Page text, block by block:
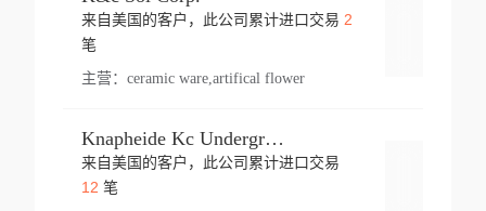
来自美国的客户，此公司累计进口交易 2
笔
主营： ceramic ware,artifical flower
Knapheide Kc Underground
来自美国的客户，此公司累计进口交易
12 笔